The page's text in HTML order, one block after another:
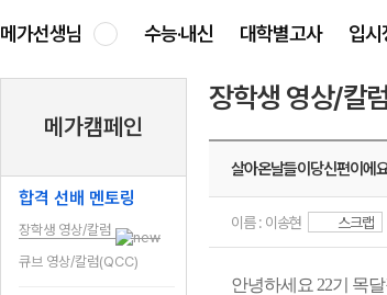
메가선생님 수능·내신 대학별고사 입시
메가캠페인
합격 선배 멘토링
장학생 영상/칼럼
큐브 영상/칼럼(QCC)
장학생 영상/칼
살아온날들이당신편이에
이름 : 이송현 스크랩
안녕하세요 22기 목